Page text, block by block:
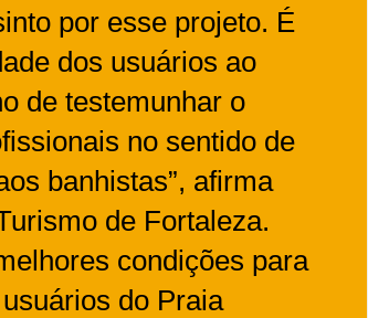
por esse projeto. É
dos usuários ao
de testemunhar o
no sentido de
banhistas”, afirma
de Fortaleza.
condições para
do Praia